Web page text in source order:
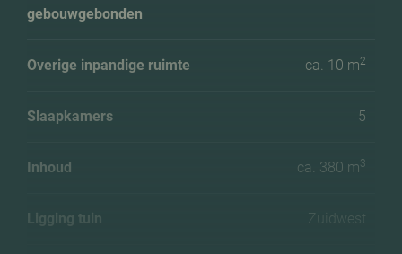
gebouwgebonden
Overige inpandige ruimte ca. 10 m2
Slaapkamers 5
Inhoud ca. 380 m3
Ligging tuin Zuidwest